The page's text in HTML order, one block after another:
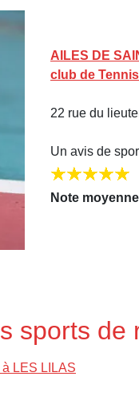
AILES DE
club de
22 rue du
Un avis de
Note
sports de
LES LILAS